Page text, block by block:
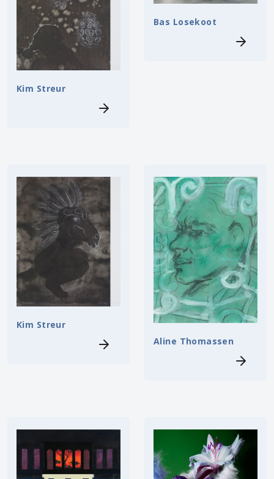
Kim Streur
Bas Losekoot
Kim Streur
Aline Thomassen